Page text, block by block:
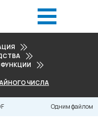
ФУНКЦИИ
ЧИСЛА
Одним файлом